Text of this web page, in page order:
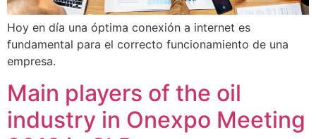
Hoy en día una óptima conexión a internet es
fundamental para el correcto funcionamiento de una
empresa.
Main players of the oil
industry in Onexpo Meeting